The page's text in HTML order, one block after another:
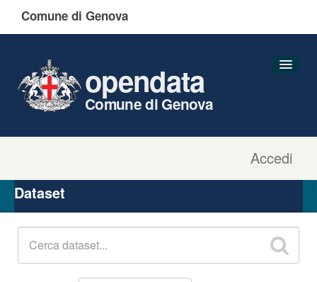
Comune di Genova
Accedi
opendata
Comune di Genova
Organizzazioni
Gruppi
Dataset